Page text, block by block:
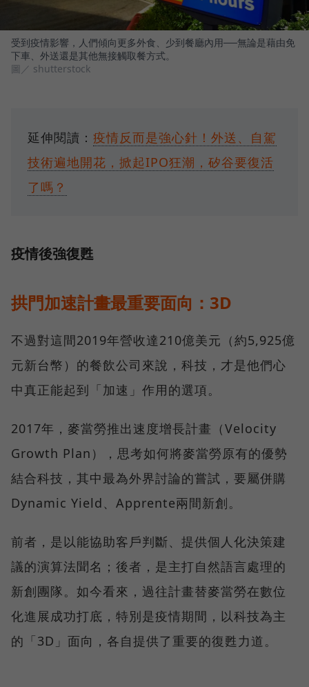
受到疫情影響，人們傾向更多外食、少到餐廳內用──無論是藉由免
下車、外送還是其他無接觸取餐方式。
圖／ shutterstock
延伸閱讀： 疫情反而是強心針！外送、自駕
技術遍地開花，掀起IPO狂潮，矽谷要復活
了嗎？
疫情後強復甦
拱門加速計畫最重要面向：3D
不過對這間2019年營收達210億美元（約5,925億
元新台幣）的餐飲公司來說，科技，才是他們心
中真正能起到「加速」作用的選項。
2017年，麥當勞推出速度增長計畫（Velocity
Growth Plan），思考如何將麥當勞原有的優勢
結合科技，其中最為外界討論的嘗試，要屬併購
Dynamic Yield、Apprente兩間新創。
前者，是以能協助客戶判斷、提供個人化決策建
議的演算法聞名；後者，是主打自然語言處理的
新創團隊。如今看來，過往計畫替麥當勞在數位
化進展成功打底，特別是疫情期間，以科技為主
的「3D」面向，各自提供了重要的復甦力道。